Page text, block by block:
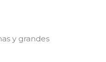
y grandes